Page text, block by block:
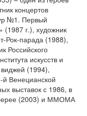
концертов
№1. Первый
(1987 г.), художник
Рок-парада (1988),
Российского
искусств и
(1994),
й Венецианской
выставок с 1986, в
(2003) и ММОМА